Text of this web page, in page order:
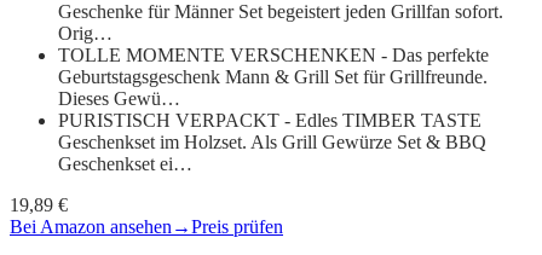
Geschenke für Männer Set begeistert jeden Grillfan sofort.
Orig…
TOLLE MOMENTE VERSCHENKEN - Das perfekte
Geburtstagsgeschenk Mann & Grill Set für Grillfreunde.
Dieses Gewü…
PURISTISCH VERPACKT - Edles TIMBER TASTE
Geschenkset im Holzset. Als Grill Gewürze Set & BBQ
Geschenkset ei…
19,89 €
Bei Amazon ansehen →Preis prüfen